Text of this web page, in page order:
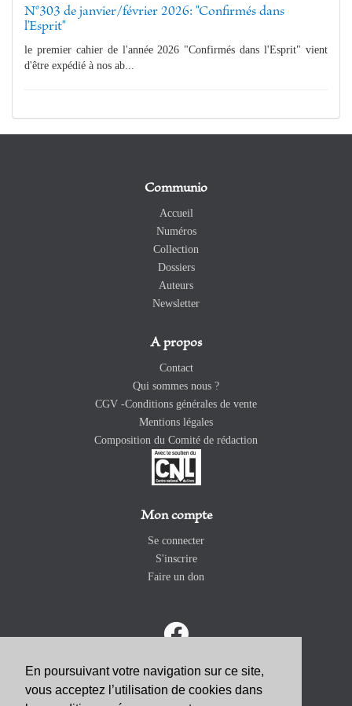
En poursuivant votre navigation sur ce site,
vous acceptez l’utilisation de cookies dans
N°303 de janvier/février 2026: "Confirmés dans
l'Esprit"
le premier cahier de l'année 2026 "Confirmés dans l'Esprit" vient
d'être expédié à nos ab...
Communio
Accueil
Numéros
Collection
Dossiers
Auteurs
Newsletter
A propos
Contact
Qui sommes nous ?
CGV -Conditions générales de vente
Mentions légales
Composition du Comité de rédaction
Mon compte
Se connecter
S'inscrire
Faire un don
ABONNEZ-VOUS